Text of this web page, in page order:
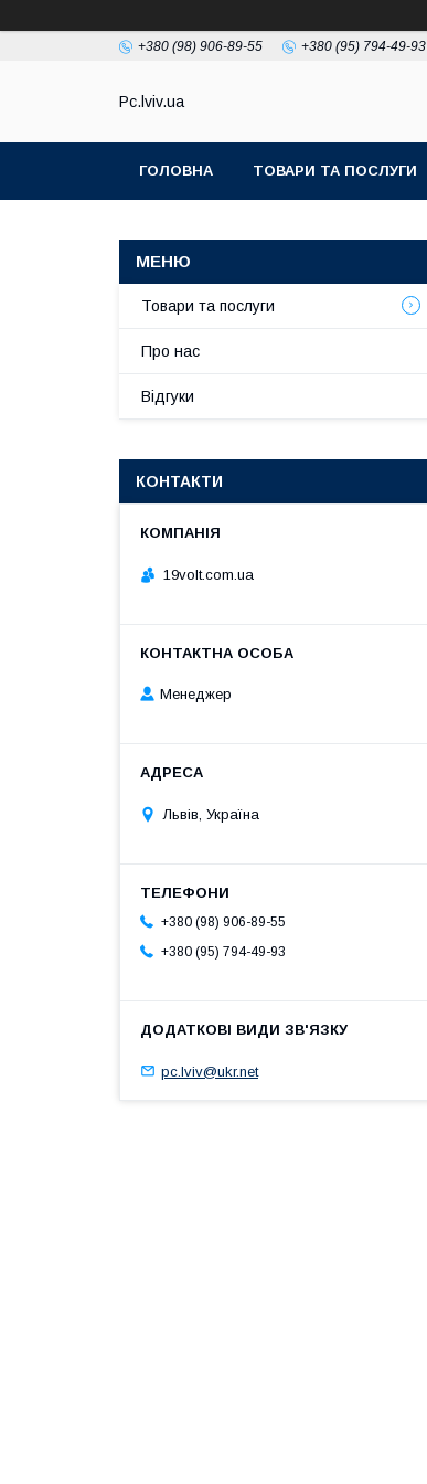
+380 (98) 906-89-55 +380 (95) 794-49-93
Pc.lviv.ua
ГОЛОВНА ТОВАРИ ТА ПОСЛУГИ
Товари та послуги
Про нас
Відгуки
КОНТАКТИ
19volt.com.ua
Менеджер
Львів, Україна
+380 (98) 906-89-55
+380 (95) 794-49-93
pc.lviv@ukr.net